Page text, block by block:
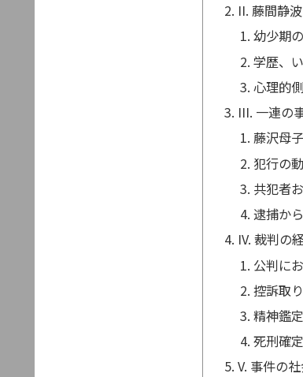
II. 藤間静
幼少期
学歴、
心理的
III. 一連の
藤沢母
犯行の
共犯者
逮捕か
IV. 裁判の
公判に
控訴取
精神鑑
死刑確
V. 事件の